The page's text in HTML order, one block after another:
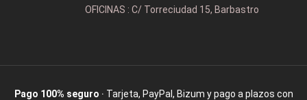
OFICINAS : C/ Torreciudad 15, Barbastro
Pago 100% seguro · Tarjeta, PayPal, Bizum y pago a plazos con